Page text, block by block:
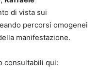
di vista sui
percorsi omogenei
manifestazione.
consultabili qui: